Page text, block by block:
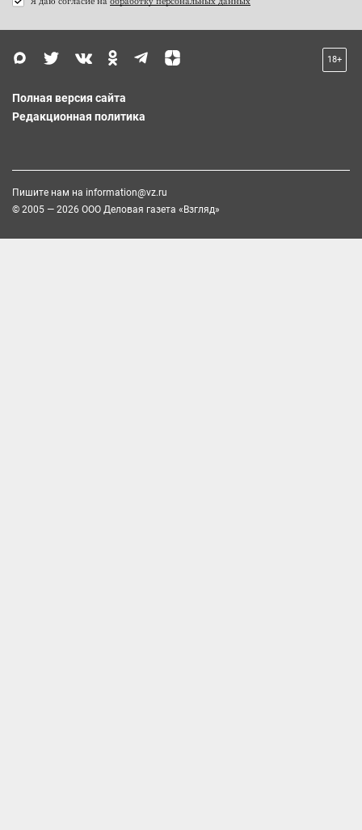
18+
Полная версия сайта
Редакционная политика
Пишите нам на information@vz.ru
© 2005 — 2026 ООО Деловая газета «Взгляд»